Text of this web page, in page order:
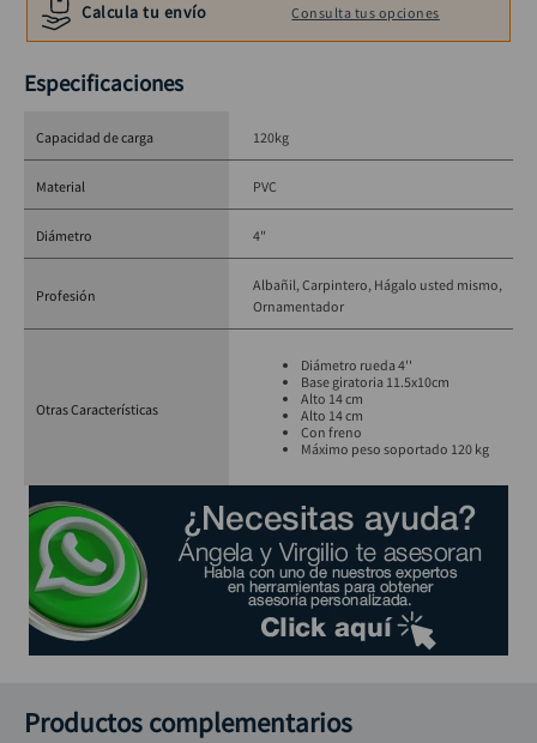
Calcula tu envío Consulta tus opciones
Especificaciones
Capacidad de carga 120kg
Material PVC
Diámetro 4"
Profesión
Albañil Carpintero Hágalo usted mismo
Ornamentador
Otras Características
Diámetro rueda 4''
Base giratoria 11.5x10cm
Alto 14 cm
Alto 14 cm
Con freno
Máximo peso soportado 120 kg
Productos complementarios